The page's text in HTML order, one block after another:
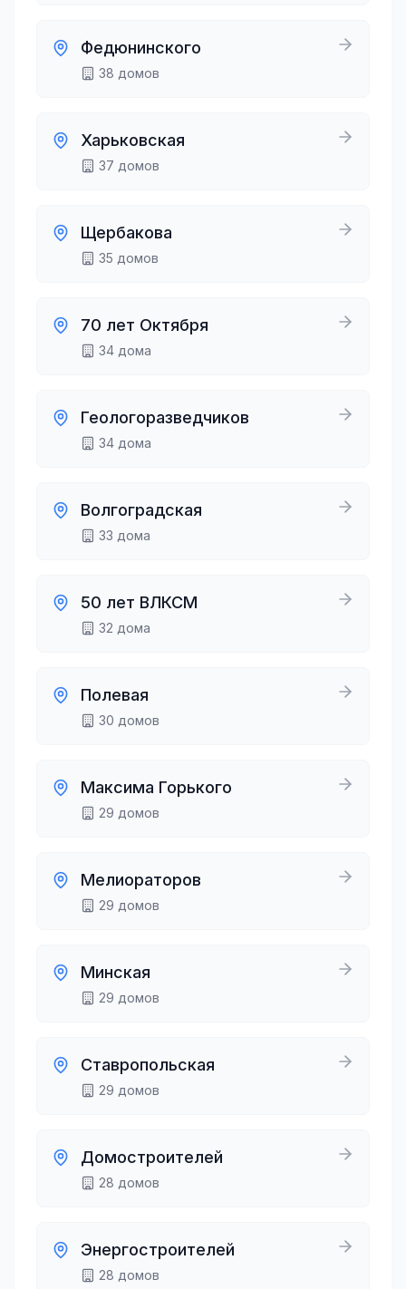
Федюнинского
38 домов
Харьковская
37 домов
Щербакова
35 домов
70 лет Октября
34 дома
Геологоразведчиков
34 дома
Волгоградская
33 дома
50 лет ВЛКСМ
32 дома
Полевая
30 домов
Максима Горького
29 домов
Мелиораторов
29 домов
Минская
29 домов
Ставропольская
29 домов
Домостроителей
28 домов
Энергостроителей
28 домов